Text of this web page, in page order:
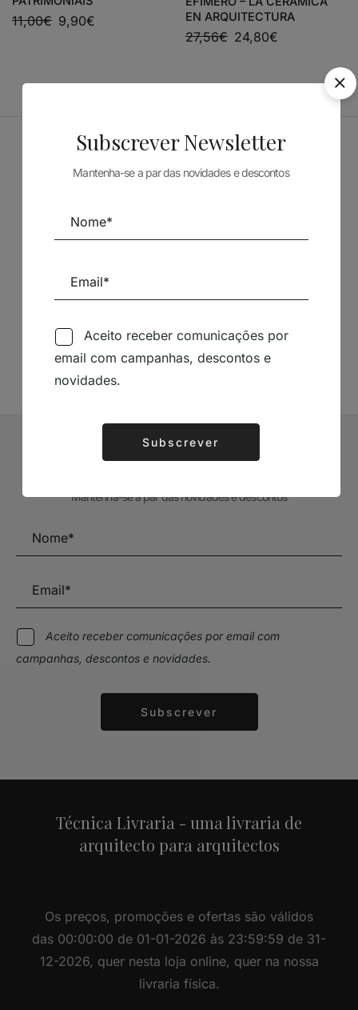
11,00€ 9,90€
EN ARQUITECTURA
27,56€ 24,80€
Patrocinadores
Siga-nos nas Redes Sociais
TÉCNICA LIVRARIA »
Subscrever Newsletter
Mantenha-se a par das novidades e descontos
Aceito receber comunicações por email com
campanhas, descontos e novidades.
Subscrever
Técnica Livraria - uma livraria de
arquitecto para arquitectos
Os preços, promoções e ofertas são válidos
das 00:00:00 de 01-01-2026 às 23:59:59 de 31-
12-2026, quer nesta loja online, quer na nossa
livraria física.
Subscrever Newsletter
Mantenha-se a par das novidades e descontos
Aceito receber comunicações por
email com campanhas, descontos e
novidades.
Subscrever